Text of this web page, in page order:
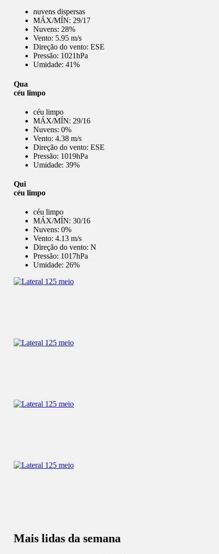
nuvens dispersas
MÁX/MÍN: 29/17
Nuvens: 28%
Vento: 5.95 m/s
Direção do vento: ESE
Pressão: 1021hPa
Umidade: 41%
Qua
céu limpo
céu limpo
MÁX/MÍN: 29/16
Nuvens: 0%
Vento: 4.38 m/s
Direção do vento: ESE
Pressão: 1019hPa
Umidade: 39%
Qui
céu limpo
céu limpo
MÁX/MÍN: 30/16
Nuvens: 0%
Vento: 4.13 m/s
Direção do vento: N
Pressão: 1017hPa
Umidade: 26%
Mais lidas da semana